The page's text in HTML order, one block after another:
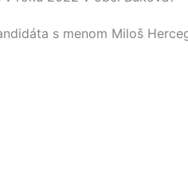
s menom Miloš